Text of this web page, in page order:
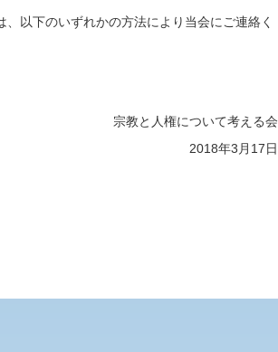
以下のいずれかの方法により当会にご連絡く
宗教と人権について考える会
2018年3月17日